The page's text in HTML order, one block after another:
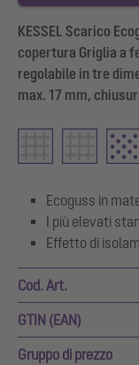
KESSEL Scarico
copertura Griglia a
regolabile in tre
max. 17 mm,
Ecoguss in
I più elevati
Effetto di
Cod. Art.
GTIN (EAN)
Gruppo di prezzo